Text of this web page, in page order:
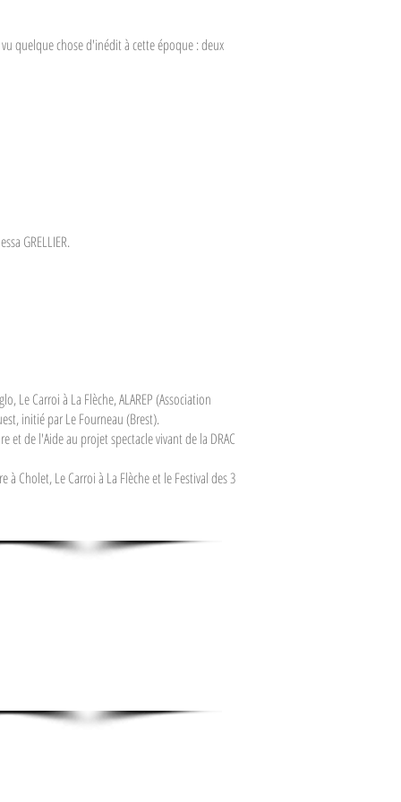
quelque chose d'inédit à cette époque : deux
GRELLIER.
Le Carroi à La Flèche, ALAREP (Association
initié par Le Fourneau (Brest).
et de l'Aide au projet spectacle vivant de la DRAC
à Cholet, Le Carroi à La Flèche et le Festival des 3